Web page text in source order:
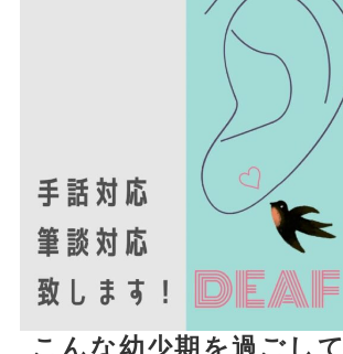
こんな幼少期を過ごし